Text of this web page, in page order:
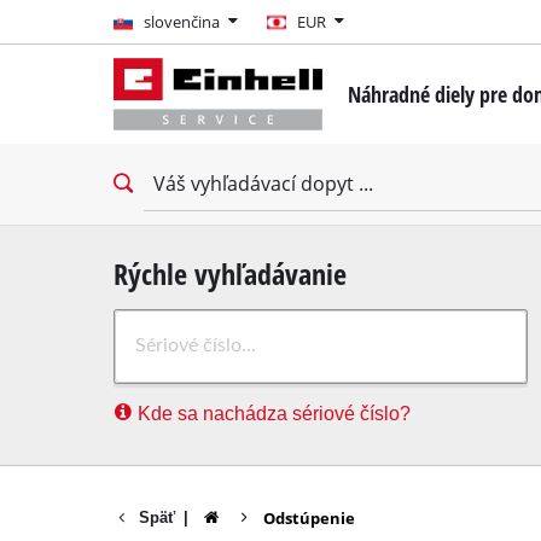
slovenčina
slovenčina EUR
EUR
GBP
CZK
Náhradné diely pre
Mini skrutkovače
Vŕtacie príklepové
Nárazové uťahováky
Skrutkovače na
Vŕtacie kladivá
Búracie kladivá
Príklepové vŕtačky
Stacionárne vŕtačky
Rýchle vyhľadávanie
Kde sa nachádza sériové číslo?
Späť Odstúpenie